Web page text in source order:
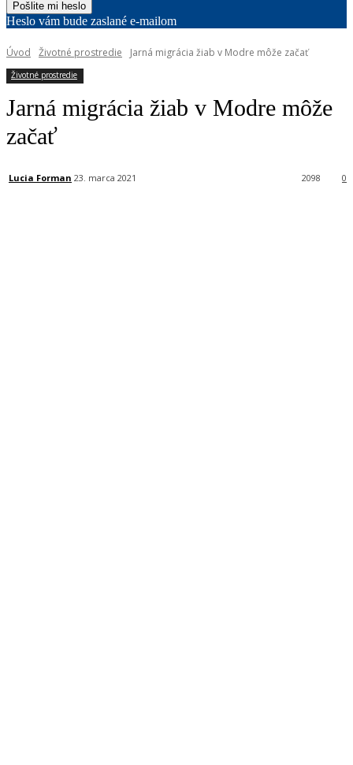
Heslo vám bude zaslané e-mailom
Úvod Životné prostredie Jarná migrácia žiab v Modre môže začať
Životné prostredie
Jarná migrácia žiab v Modre môže
začať
Lucia Forman 23. marca 2021 0
2098